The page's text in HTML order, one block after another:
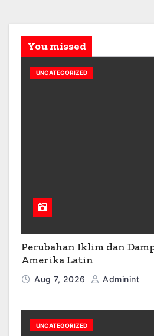
You missed
UNCATEGORIZED
Perubahan Iklim dan
Amerika Latin
Aug 7, 2026 Adminint
UNCATEGORIZED